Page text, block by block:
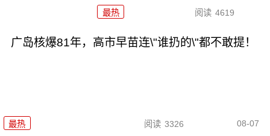
最热 阅读 4619
广岛核爆81年，高市早苗连\"谁扔的\"都不敢提！
最热 阅读 3326 08-07